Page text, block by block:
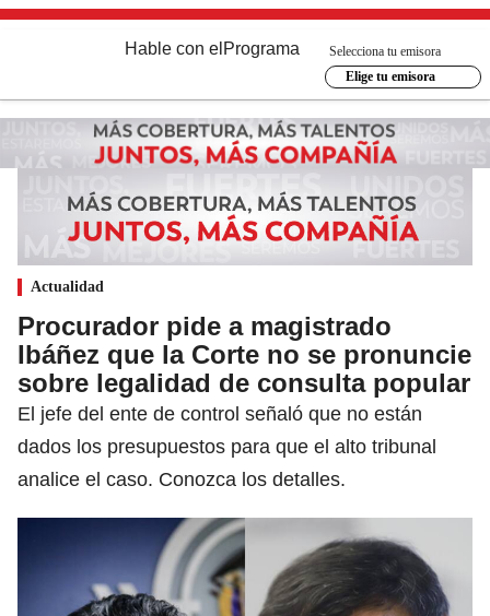
Hable con el Programa
Selecciona tu emisora
Elige tu emisora
Actualidad
Procurador pide a magistrado
Ibáñez que la Corte no se pronuncie
sobre legalidad de consulta popular
El jefe del ente de control señaló que no están
dados los presupuestos para que el alto tribunal
analice el caso. Conozca los detalles.